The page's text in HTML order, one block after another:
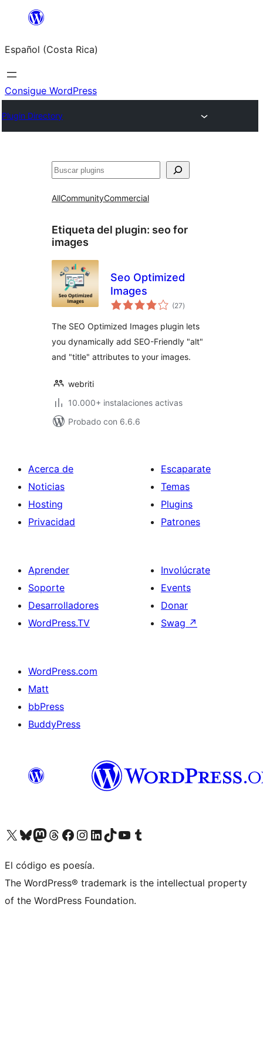
Saltar
contenido
Español (Costa Rica)
Consigue WordPress
Plugin Directory
Buscar
AllCommunityCommercial
Etiqueta del plugin: seo for
images
Seo Optimized
Images
(27total
de
)
The SEO Optimized Images plugin lets
you dynamically add SEO-Friendly "alt"
and "title" attributes to your images.
webriti
10.000+ instalaciones activas
Probado con 6.6.6
Acerca de
Noticias
Hosting
Privacidad
Escaparate
Temas
Plugins
Patrones
Aprender
Soporte
Desarrolladores
WordPress.TV
Involúcrate
Events
Donar
Swag ↗
WordPress.com
Matt
bbPress
BuddyPress
Visit our X (formerly Twitter) account
Visit our Bluesky account
Visita nuestra cuenta de Twitter
Visit our Threads account
Visita nuestra página de Facebook
Visite nuestra cuenta de Instagram
Visit our LinkedIn account
Visit our TikTok account
Visit our YouTube channel
Visit our Tumblr account
El código es poesía.
The WordPress® trademark is the intellectual property
of the WordPress Foundation.